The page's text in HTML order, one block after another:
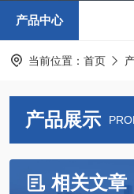
产品中心
当前位置： 首页
产品展示
相关文章